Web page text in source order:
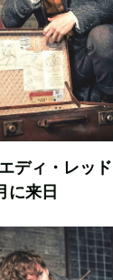
ディ・レッ
に来日